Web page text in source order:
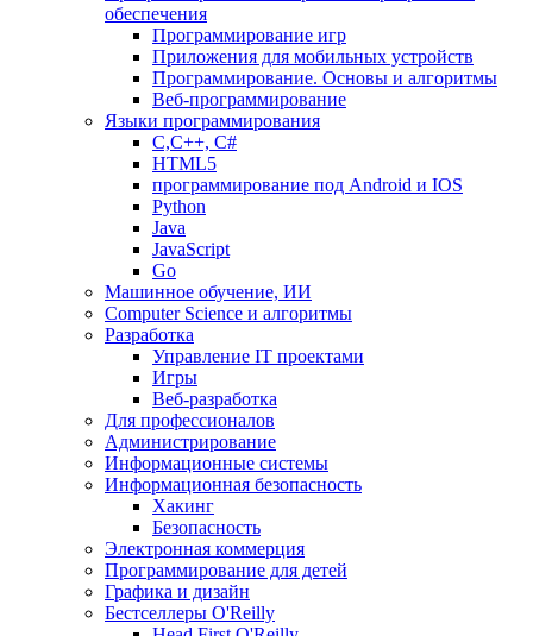
обеспечения
Программирование игр
Приложения для мобильных устройств
Программирование. Основы и алгоритмы
Веб-программирование
Языки программирования
С,С++, С#
HTML5
программирование под Android и IOS
Python
Java
JavaScript
Go
Машинное обучение, ИИ
Computer Science и алгоритмы
Разработка
Управление IT проектами
Игры
Веб-разработка
Для профессионалов
Администрирование
Информационные системы
Информационная безопасность
Хакинг
Безопасность
Электронная коммерция
Программирование для детей
Графика и дизайн
Бестселлеры O'Reilly